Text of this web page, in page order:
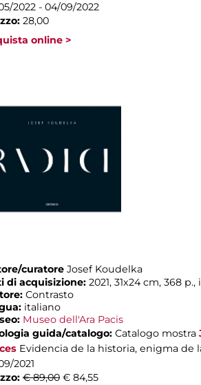
2022 - 04/09/2022
28,00
online >
curatore Josef Koudelka
di acquisizione: 2021, 31x24 cm, 368
Contrasto
italiano
Museo dell'Ara Pacis
guida/catalogo: Catalogo mostra
Evidencia de la historia, enigma de
2021
€ 89,00 € 84,55